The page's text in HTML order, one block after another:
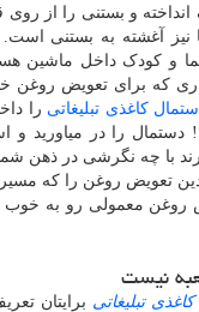
و بستنی را از
آغشته به بستنی
و کودک داخل ماشین
که برای تعویض روغن
کاغذی تبلیغاتی را
دستمال را در
با چه نگرشی در ذهن
تعویض روغن را که
روغن معمولی رو به خوب
نیست
تبلیغاتی برایتان